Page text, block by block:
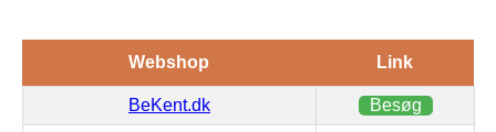
Webshop Link
BeKent.dk Besøg